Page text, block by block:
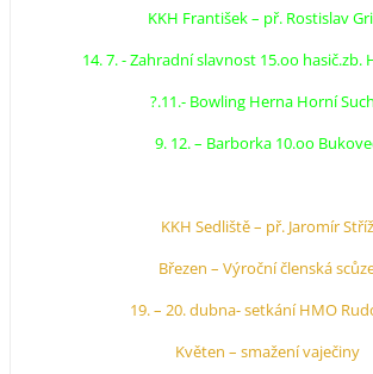
KKH František – př. Rostislav
14. 7. - Zahradní slavnost 15.oo hasič.zb.
?.11.- Bowling Herna Horní
9. 12. – Barborka 10.oo
KKH Sedliště – př. Jaromír Stříž
Březen – Výroční členská
19. – 20. dubna- setkání HMO
Květen – smažení vaječiny